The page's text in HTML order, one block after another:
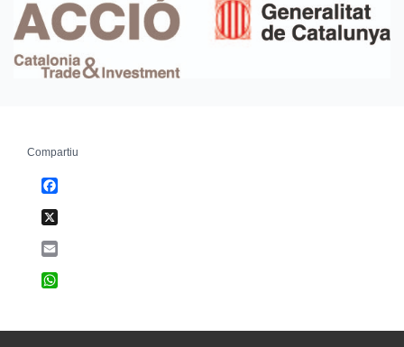
Compartiu